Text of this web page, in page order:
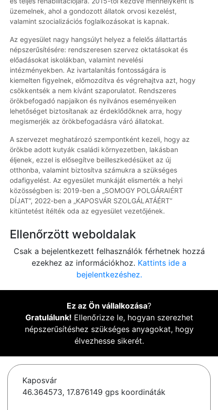
üzemelnek, ahol a gondozott állatok orvosi kezelést,
valamint szocializációs foglalkozásokat is kapnak.
Az egyesület nagy hangsúlyt helyez a felelős állattartás
népszerűsítésére: rendszeresen szervez oktatásokat és
előadásokat iskolákban, valamint nevelési
intézményekben. Az ivartalanítás fontosságára is
kiemelten figyelnek, előmozdítva és végrehajtva azt, hogy
csökkentsék a nem kívánt szaporulatot. Rendszeres
örökbefogadó napjaikon és nyilvános eseményeiken
lehetőséget biztosítanak az érdeklődőknek arra, hogy
megismerjék az örökbefogadásra váró állatokat.
A szervezet meghatározó szempontként kezeli, hogy az
örökbe adott kutyák családi környezetben, lakásban
éljenek, ezzel is elősegítve beilleszkedésüket az új
otthonba, valamint biztosítva számukra a szükséges
odafigyelést. Az egyesület munkáját elismerték a helyi
közösségben is: 2019-ben a „SOMOGY POLGÁRAIÉRT
DÍJAT”, 2022-ben a „KAPOSVÁR SZOLGÁLATÁÉRT”
kitüntetést ítélték oda az egyesület vezetőjének.
Ellenőrzött weboldalak
Csak a bejelentkezett felhasználók férhetnek hozzá
ezekhez az információkhoz. Kattints ide a
bejelentkezéshez.
Ez az Ön vállalkozása?
Gratulálunk! Ellenőrizze le, hogyan szerezhet
népszerűsítéshez szükséges anyagokat, hogy
élvezhesse sikerét.
Kaposvár
46.364573, 17.876149 gps koordináták